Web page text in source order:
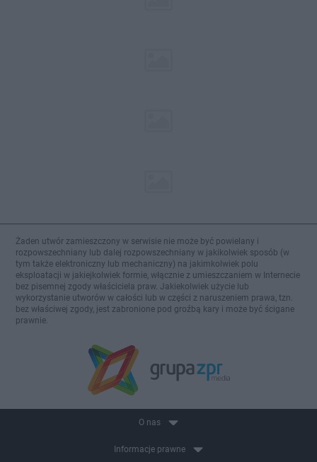
Żaden utwór zamieszczony w serwisie nie może być powielany i
rozpowszechniany lub dalej rozpowszechniany w jakikolwiek sposób (w
tym także elektroniczny lub mechaniczny) na jakimkolwiek polu
eksploatacji w jakiejkolwiek formie, włącznie z umieszczaniem w Internecie
bez pisemnej zgody właściciela praw. Jakiekolwiek użycie lub
wykorzystanie utworów w całości lub w części z naruszeniem prawa, tzn.
bez właściwej zgody, jest zabronione pod groźbą kary i może być ścigane
prawnie.
O nas
Informacje prawne